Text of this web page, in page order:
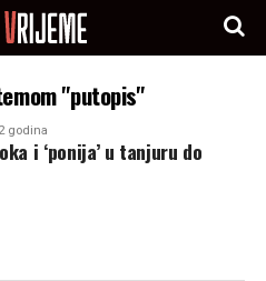
"putopis"
godina
i ‘ponija’ u tanjuru do